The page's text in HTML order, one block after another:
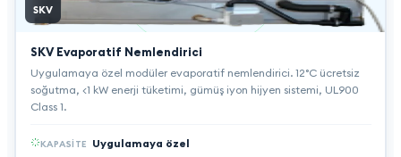
SKV
SKV Evaporatif Nemlendirici
Uygulamaya özel modüler evaporatif nemlendirici. 12°C ücretsiz
soğutma, <1 kW enerji tüketimi, gümüş iyon hijyen sistemi, UL900
Class 1.
KAPASITE Uygulamaya özel